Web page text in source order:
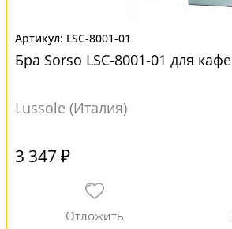
LSC-8001-01
Бра Sorso LSC-8001-01 для кафе
Lussole (Италия)
3 347 ₽